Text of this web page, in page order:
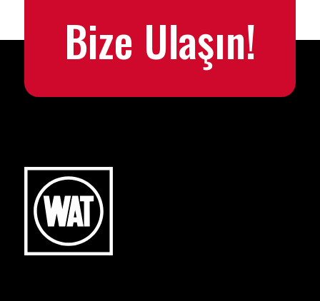
Bize Ulaşın!